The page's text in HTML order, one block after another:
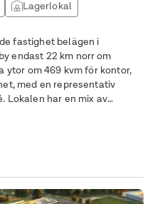
Lagerlokal
fastighet belägen i
endast 22 km norr om
med en representativ
Lokalen har en mix av
kontors/produktionsytor